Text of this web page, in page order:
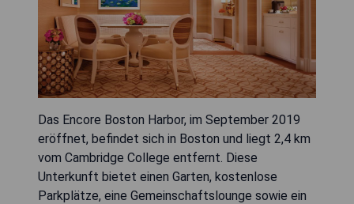
Das Encore Boston Harbor, im September 2019
eröffnet, befindet sich in Boston und liegt 2,4 km
vom Cambridge College entfernt. Diese
Unterkunft bietet einen Garten, kostenlose
Parkplätze, eine Gemeinschaftslounge sowie ein